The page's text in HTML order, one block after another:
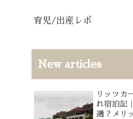
育児/出産レポ
New articles
リッツカ
れ宿泊記
適？メリ